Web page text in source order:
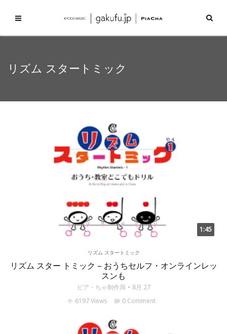
リズム スタートミック
1:45
リズム スタートミック
リズム スター トミック – おうちセルフ・オンラインレッ
スンも
ピア・ちゃ制作局
8月 27
6197 Views
0 Comment